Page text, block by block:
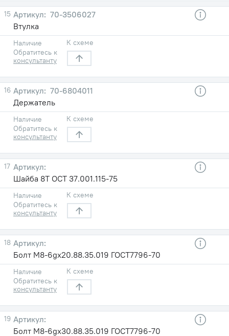
15
70-3506027
Втулка
Наличие
Обратитесь к
консультанту
К схеме
16
70-6804011
Держатель
Наличие
Обратитесь к
консультанту
К схеме
17
Шайба 8Т ОСТ 37.001.115-75
Наличие
Обратитесь к
консультанту
К схеме
18
Болт М8-6gх20.88.35.019 ГОСТ7796-70
Наличие
Обратитесь к
консультанту
К схеме
19
Болт М8-6gх30.88.35.019 ГОСТ7796-70